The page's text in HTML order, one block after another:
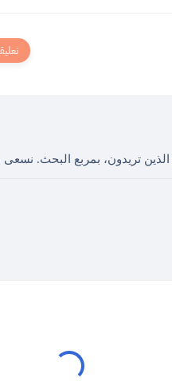
تريدون، بمربع البحث. نسعى